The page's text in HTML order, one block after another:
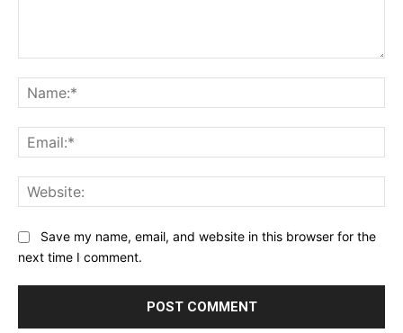
Save my name, email, and website in this browser for the
next time I comment.